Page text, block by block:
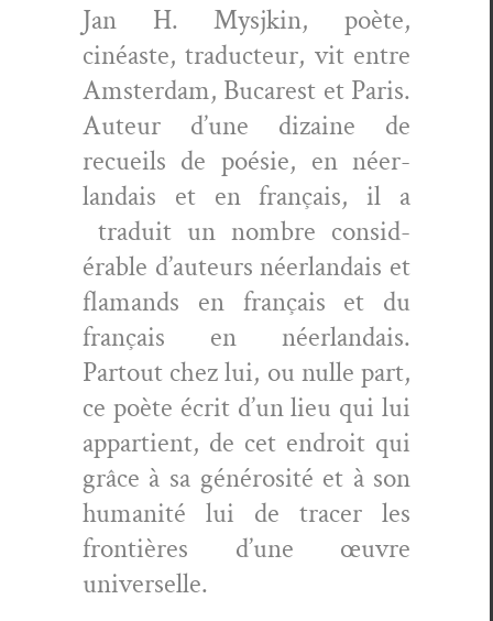
Jan H. Mysjkin, poète,
cinéaste, tra­duc­teur, vit entre
Ams­ter­dam, Bucarest et Paris.
Auteur d’une dizaine de
recueils de poésie, en néer­
landais et en français, il a
traduit un nom­bre con­sid­
érable d’au­teurs néer­landais et
fla­mands en français et du
français en néer­landais.
Partout chez lui, ou nulle part,
ce poète écrit d’un lieu qui lui
appar­tient, de cet endroit qui
grâce à sa générosité et à son
human­ité lui de trac­er les
fron­tières d’une œuvre
universelle.